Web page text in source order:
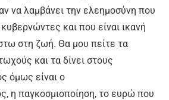
να λαμβάνει την ελεημοσύνη που
κυβερνώντες και που είναι ικανή
στη ζωή. Θα μου πείτε τα
και τα δίνει στους
όμως είναι ο
η παγκοσμιοποίηση, το ευρώ που